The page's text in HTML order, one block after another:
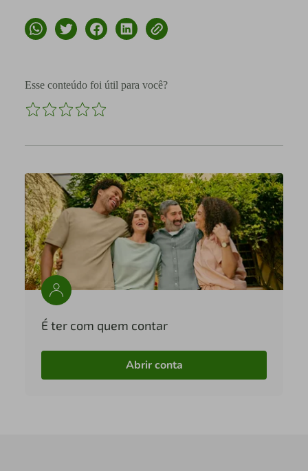
Esse conteúdo foi útil para você?
É ter com quem contar
Abrir conta